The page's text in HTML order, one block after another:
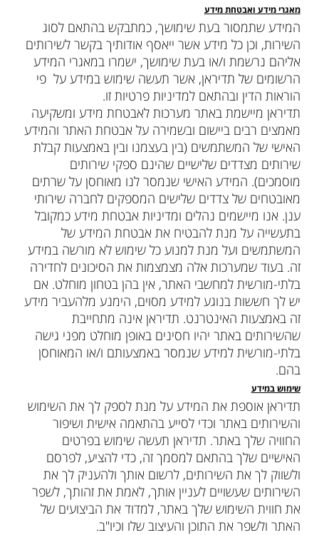
מאגרי מידע ואבטחת מידע
המידע שתמסור בעת שימושך, כמתבקש בהתאם לסוג
השירות, וכן כל מידע אשר ייאסף אודותיך בקשר לשירותים
אליהם נרשמת ו/או בעת שימושך, ישמרו במאגרי המידע
הרשומים של תדיראן, אשר תעשה שימוש במידע על פי
הוראות הדין ובהתאם למדיניות פרטיות זו.
תדיראן מיישמת באתר מערכות לאבטחת מידע ומשקיעה
מאמצים רבים ביישום ובשמירה על אבטחת האתר והמידע
האישי של המשתמשים (בין בעצמנו ובין באמצעות קבלת
שירותים מצדדים שלישיים שהינם ספקי שירותים
מוסמכים). המידע האישי שנמסר לנו מאוחסן על שרתים
מאובטחים של צדדים שלישים המספקים לחברה שירותי
ענן. אנו מיישמים נהלים ומדיניות אבטחת מידע כמקובל
בתעשייה על מנת להבטיח את אבטחת המידע של
המשתמשים ועל מנת למנוע כל שימוש לא מורשה במידע
זה. בעוד שמערכות אלה מצמצמות את הסיכונים לחדירה
בלתי-מורשית למחשבי האתר, אין בהן בטחון מוחלט. אם
יש לך חששות בנוגע למידע מסוים, הימנע מלהעביר מידע
זה באמצעות האינטרנט. תדיראן אינה מתחייבת
שהשירותים באתר יהיו חסינים באופן מוחלט מפני גישה
בלתי-מורשית למידע שנמסר באמצעותם ו/או המאוחסן
בהם.
שימוש במידע
תדיראן אוספת את המידע על מנת לספק לך את השימוש
והשירותים באתר וכדי לסייע בהתאמה אישית ושיפור
החוויה שלך באתר. תדיראן תעשה שימוש בפרטים
האישיים שלך בהתאם למסמך זה, כדי להציע, לפרסם
ולשווק לך את השירותים, לרשום אותך ולהעניק לך את
השירותים שעשויים לעניין אותך, לאמת את זהותך, לשפר
את חווית השימוש שלך באתר, למדוד את הביצועים של
האתר ולשפר את התוכן והעיצוב שלו וכיו"ב.